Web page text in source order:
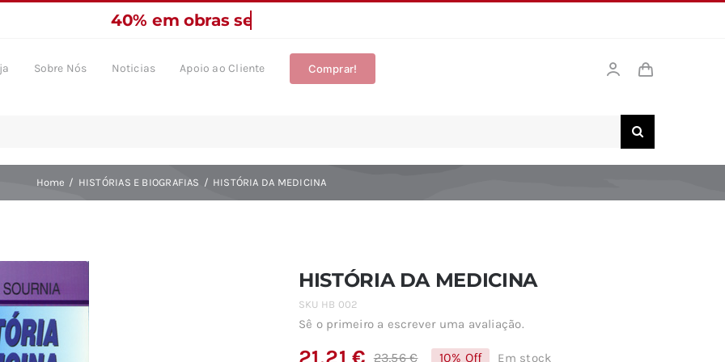
Sobre Nós Noticias Apoio ao Cliente Comprar!
Home HISTÓRIAS E BIOGRAFIAS HISTÓRIA DA MEDICINA
HISTÓRIA DA MEDICINA
SKU HB 002
Sê o primeiro a escrever uma avaliação.
23,56€ 10% Off Em stock